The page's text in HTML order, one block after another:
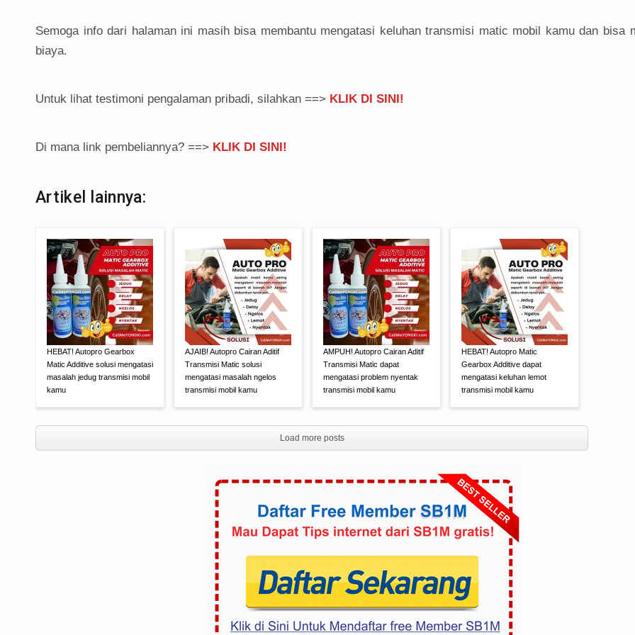
Semoga info dari halaman ini masih bisa membantu mengatasi keluhan transmisi matic mobil kamu dan bisa
biaya.
Untuk lihat testimoni pengalaman pribadi, silahkan ==> KLIK DI SINI!
Di mana link pembeliannya? ==> KLIK DI SINI!
Artikel lainnya:
HEBAT! Autopro Gearbox
Matic Additive solusi mengatasi
masalah jedug transmisi mobil
kamu
AJAIB! Autopro Cairan Aditif
Transmisi Matic solusi
mengatasi masalah ngelos
transmisi mobil kamu
AMPUH! Autopro Cairan Aditif
Transmisi Matic dapat
mengatasi problem nyentak
transmisi mobil kamu
HEBAT! Autopro Matic
Gearbox Additive dapat
mengatasi keluhan lemot
transmisi mobil kamu
Load more posts